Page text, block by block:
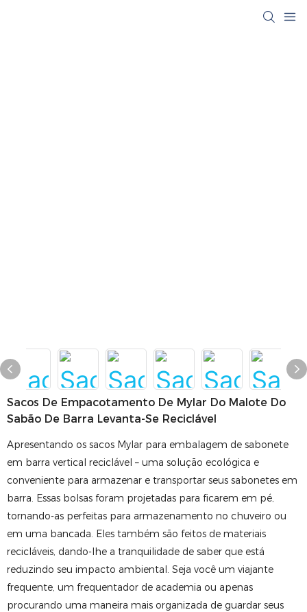
Sacos De Empacotamento De Mylar Do Malote Do
Sabão De Barra Levanta-Se Reciclável
Apresentando os sacos Mylar para embalagem de sabonete
em barra vertical reciclável – uma solução ecológica e
conveniente para armazenar e transportar seus sabonetes em
barra. Essas bolsas foram projetadas para ficarem em pé,
tornando-as perfeitas para armazenamento no chuveiro ou
em uma bancada. Eles também são feitos de materiais
recicláveis, dando-lhe a tranquilidade de saber que está
reduzindo seu impacto ambiental. Seja você um viajante
frequente, um frequentador de academia ou apenas
procurando uma maneira mais organizada de guardar seus